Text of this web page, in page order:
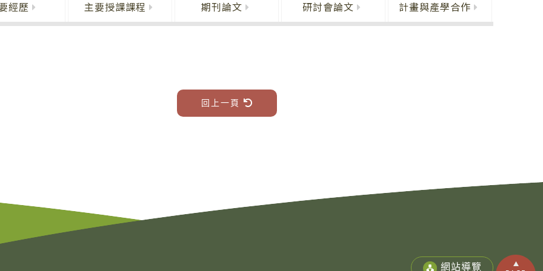
經歷 主要授課課程 期刊論文 研討會論文 計畫與產學合作
回上一頁
網站導覽